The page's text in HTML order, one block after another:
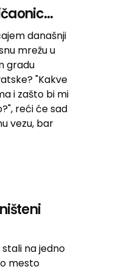
današnji
mrežu u
gradu
"Kakve
i zašto bi mi
reći će sad
vezu, bar
na jedno
mesto